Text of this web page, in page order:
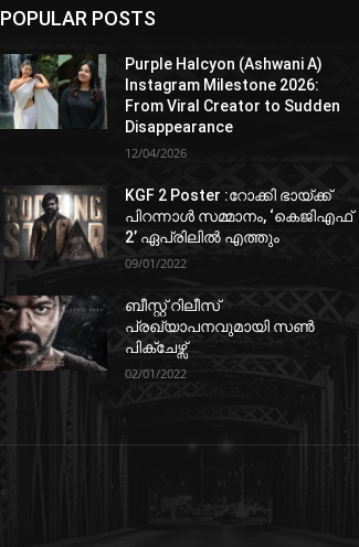
POPULAR POSTS
Purple Halcyon (Ashwani A)
Instagram Milestone 2026:
From Viral Creator to Sudden
Disappearance
12/04/2026
KGF 2 Poster :റോക്കി ഭായ്ക്ക്
പിറന്നാൾ സമ്മാനം, ‘കെജിഎഫ്
2’ ഏപ്രിലിൽ എത്തും
09/01/2022
ബീസ്റ്റ് റിലീസ്
പ്രഖ്യാപനവുമായി സണ്‍
പിക്ചേഴ്സ്
02/01/2022